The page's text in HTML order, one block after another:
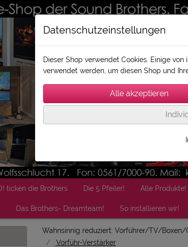
ticken die Brothers Die 5 Pfeiler! Alle Produkte!
Das Brothers- Dreamteam! So installieren wir!
Wahnsinnig reduziert: Vorführer/TV/Boxen/
Vorführ-Verstärker
Datenschutzeinstellungen
Dieser Shop verwendet Cookies. Einige
verwendet werden, um diesen Shop und